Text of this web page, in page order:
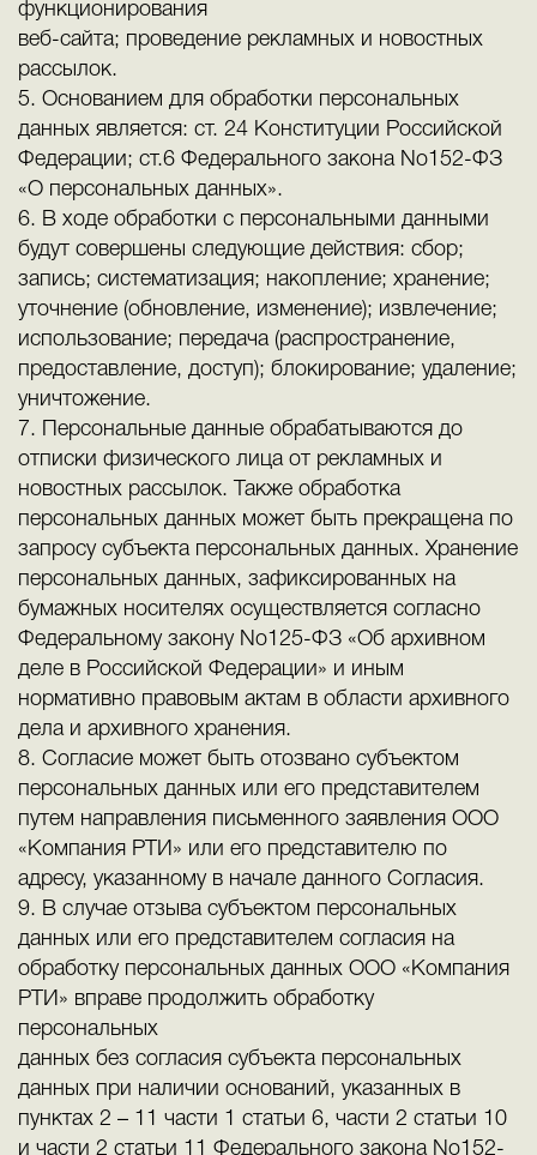
функционирования
веб-сайта; проведение рекламных и новостных
рассылок.
5. Основанием для обработки персональных
данных является: ст. 24 Конституции Российской
Федерации; ст.6 Федерального закона No152-ФЗ
«О персональных данных».
6. В ходе обработки с персональными данными
будут совершены следующие действия: сбор;
запись; систематизация; накопление; хранение;
уточнение (обновление, изменение); извлечение;
использование; передача (распространение,
предоставление, доступ); блокирование; удаление;
уничтожение.
7. Персональные данные обрабатываются до
отписки физического лица от рекламных и
новостных рассылок. Также обработка
персональных данных может быть прекращена по
запросу субъекта персональных данных. Хранение
персональных данных, зафиксированных на
бумажных носителях осуществляется согласно
Федеральному закону No125-ФЗ «Об архивном
деле в Российской Федерации» и иным
нормативно правовым актам в области архивного
дела и архивного хранения.
8. Согласие может быть отозвано субъектом
персональных данных или его представителем
путем направления письменного заявления ООО
«Компания РТИ» или его представителю по
адресу, указанному в начале данного Согласия.
9. В случае отзыва субъектом персональных
данных или его представителем согласия на
обработку персональных данных ООО «Компания
РТИ» вправе продолжить обработку
персональных
данных без согласия субъекта персональных
данных при наличии оснований, указанных в
пунктах 2 – 11 части 1 статьи 6, части 2 статьи 10
и части 2 статьи 11 Федерального закона No152-